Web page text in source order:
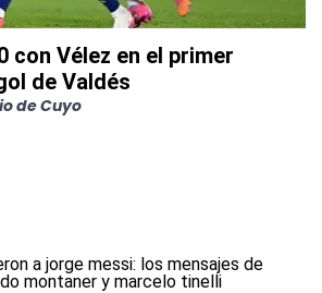
con Vélez en el primer
de Valdés
de Cuyo